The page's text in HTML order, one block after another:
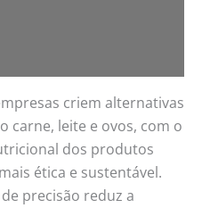
criem alternativas
carne, leite e ovos, com o
dos produtos
ética e sustentável.
precisão reduz a